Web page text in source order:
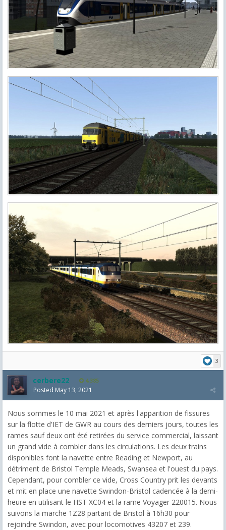
3
cerbere22 4,385
Posted May 13, 2021
Nous sommes le 10 mai 2021 et après l'apparition de fissures
sur la flotte d'IET de GWR au cours des derniers jours, toutes les
rames sauf deux ont été retirées du service commercial, laissant
un grand vide à combler dans les circulations. Les deux trains
disponibles font la navette entre Reading et Newport, au
détriment de Bristol Temple Meads, Swansea et l'ouest du pays.
Cependant, pour combler ce vide, Cross Country prit les devants
et mit en place une navette Swindon-Bristol cadencée à la demi-
heure en utilisant le HST XC04 et la rame Voyager 220015. Nous
suivons la marche 1Z28 partant de Bristol à 16h30 pour
rejoindre Swindon, avec pour locomotives 43207 et 239.